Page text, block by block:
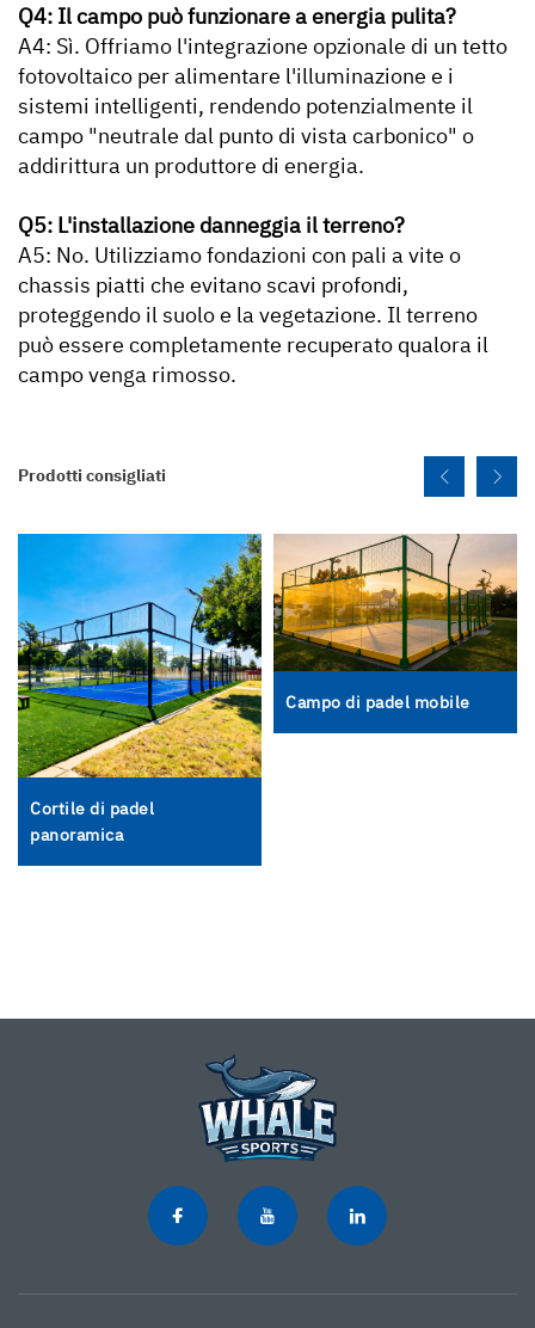
Q4: Il campo può funzionare a energia pulita?
A4: Sì. Offriamo l'integrazione opzionale di un tetto
fotovoltaico per alimentare l'illuminazione e i
sistemi intelligenti, rendendo potenzialmente il
campo "neutrale dal punto di vista carbonico" o
addirittura un produttore di energia.
Q5: L'installazione danneggia il terreno?
A5: No. Utilizziamo fondazioni con pali a vite o
chassis piatti che evitano scavi profondi,
proteggendo il suolo e la vegetazione. Il terreno
può essere completamente recuperato qualora il
campo venga rimosso.
Prodotti consigliati
Cortile di padel
panoramica
Campo di padel mobile